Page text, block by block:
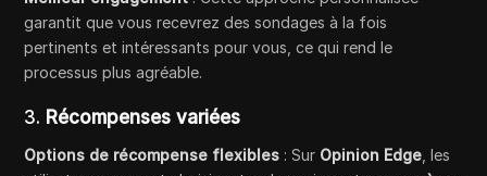
garantit que vous recevrez des sondages à la fois
pertinents et intéressants pour vous, ce qui rend le
processus plus agréable.
3. Récompenses variées
Options de récompense flexibles : Sur Opinion Edge , les